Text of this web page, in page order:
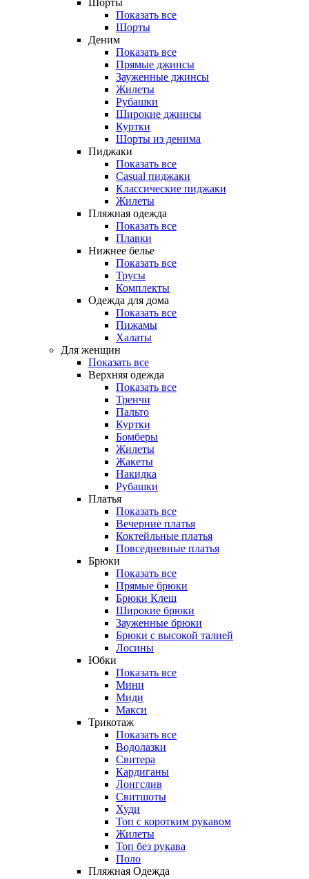
Шорты
Показать все
Шорты
Деним
Показать все
Прямые джинсы
Зауженные джинсы
Жилеты
Рубашки
Широкие джинсы
Куртки
Шорты из денима
Пиджаки
Показать все
Casual пиджаки
Классические пиджаки
Жилеты
Пляжная одежда
Показать все
Плавки
Нижнее белье
Показать все
Трусы
Комплекты
Одежда для дома
Показать все
Пижамы
Халаты
Для женщин
Показать все
Верхняя одежда
Показать все
Тренчи
Пальто
Куртки
Бомберы
Жилеты
Жакеты
Накидка
Рубашки
Платья
Показать все
Вечерние платья
Коктейльные платья
Повседневные платья
Брюки
Показать все
Прямые брюки
Брюки Клеш
Широкие брюки
Зауженные брюки
Брюки с высокой талией
Лосины
Юбки
Показать все
Мини
Миди
Макси
Трикотаж
Показать все
Водолазки
Свитера
Кардиганы
Лонгслив
Свитшоты
Худи
Топ с коротким рукавом
Жилеты
Топ без рукава
Поло
Пляжная Одежда